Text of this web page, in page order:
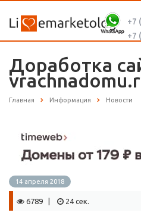
+7
+7
Доработка
Главная Информация Новости
14 апреля 2018
6789 | 24 сек.